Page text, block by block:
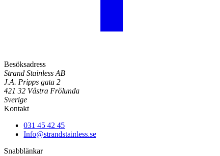
Besöksadress
Strand Stainless AB
J.A. Pripps gata 2
421 32 Västra Frölunda
Sverige
Kontakt
031 45 42 45
Info@strandstainless.se
Snabblänkar